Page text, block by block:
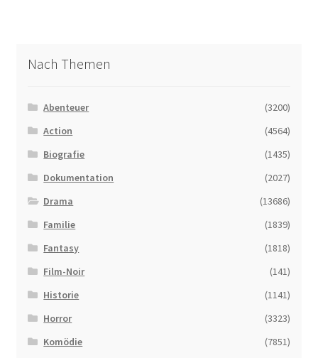
Nach Themen
Abenteuer
(3200)
Action
(4564)
Biografie
(1435)
Dokumentation
(2027)
Drama
(13686)
Familie
(1839)
Fantasy
(1818)
Film-Noir
(141)
Historie
(1141)
Horror
(3323)
Komödie
(7851)